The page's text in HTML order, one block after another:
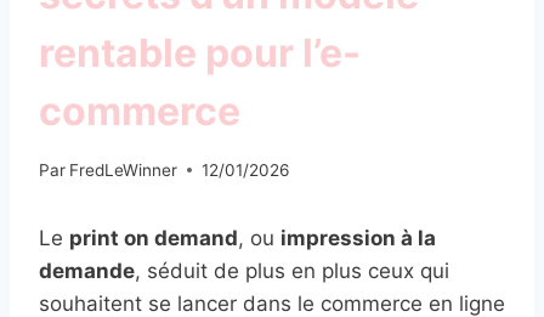
rentable pour l’e-
commerce
Par FredLeWinner 12/01/2026
Le print on demand, ou impression à la
demande, séduit de plus en plus ceux qui
souhaitent se lancer dans le commerce en ligne